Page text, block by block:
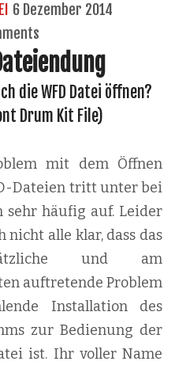
6 Dezember 2014
die WFD Datei öffnen?
Drum Kit File)
mit dem Öffnen
Dateien tritt unter bei
sehr häufig auf. Leider
nicht alle klar, dass das
und am
auftretende Problem
Installation des
zur Bedienung der
ist. Ihr voller Name